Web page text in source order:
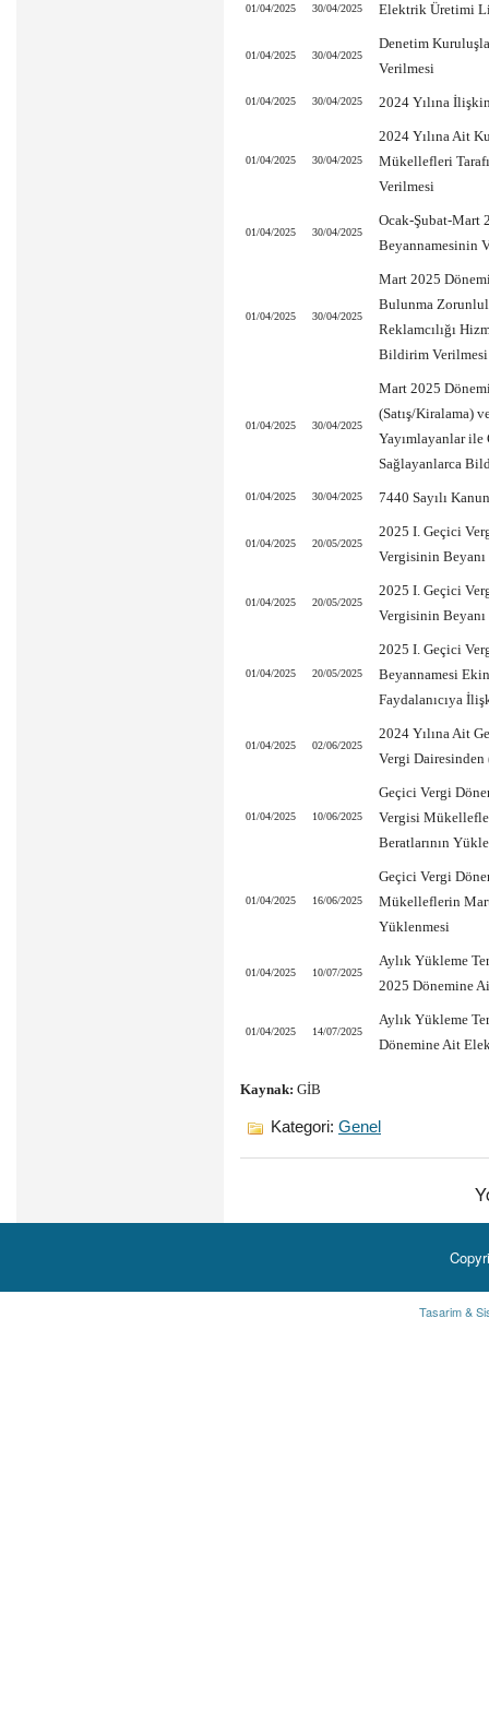
01/04/2025 30/04/2025 Elektrik Üretimi
01/04/2025 30/04/2025
Denetim
Verilmesi
01/04/2025 30/04/2025 2024 Yılına
01/04/2025 30/04/2025
2024 Yılına Ait
Mükellefleri
Verilmesi
01/04/2025 30/04/2025
Ocak-Şubat-Mart
Beyannamesinin
01/04/2025 30/04/2025
Mart 2025
Bulunma
Reklamcılığı
Bildirim Verilmesi
01/04/2025 30/04/2025
Mart 2025
(Satış/Kiralama)
Yayımlayanlar
Sağlayanlarca
01/04/2025 30/04/2025 7440 Sayılı
01/04/2025 20/05/2025
2025 I. Geçici
Vergisinin Beyanı
01/04/2025 20/05/2025
2025 I. Geçici
Vergisinin Beyanı
01/04/2025 20/05/2025
2025 I. Geçici
Beyannamesi
Faydalanıcıya
01/04/2025 02/06/2025
2024 Yılına Ait
Vergi Dairesinden
01/04/2025 10/06/2025
Geçici Vergi
Vergisi
Beratlarının
01/04/2025 16/06/2025
Geçici Vergi
Mükelleflerin
Yüklenmesi
01/04/2025 10/07/2025
Aylık Yükleme
2025 Dönemine
01/04/2025 14/07/2025
Aylık Yükleme
Dönemine Ait
Kaynak: GİB
Kategori: Genel
Tasarim &